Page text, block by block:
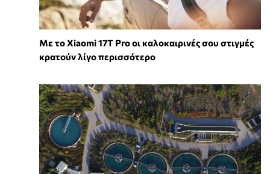
Με το Xiaomi 17T Pro οι καλοκαιρινές σου στιγμές
κρατούν λίγο περισσότερο